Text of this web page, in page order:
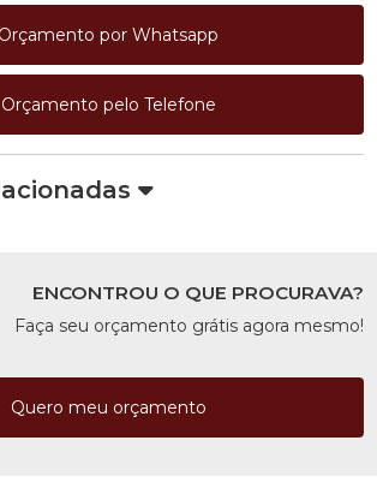
Orçamento por Whatsapp
Orçamento pelo Telefone
ENCONTROU O QUE PROCURAVA?
Faça seu orçamento grátis agora mesmo!
Quero meu orçamento